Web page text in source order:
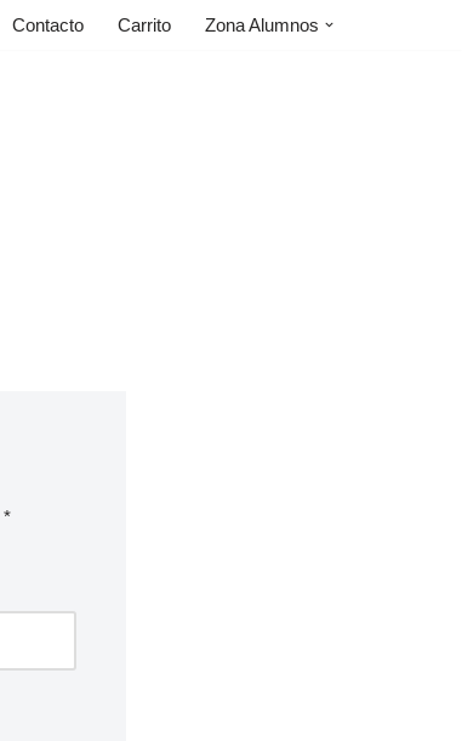
Contacto Carrito Zona Alumnos
*